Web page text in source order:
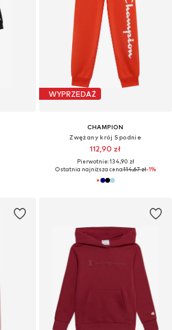
WYPRZEDAŻ
CHAMPION
Zwężany krój Spodnie
112,90 zł
Pierwotnie: 134,90 zł
Ostatnia najniższa cena:114,67 zł-1%